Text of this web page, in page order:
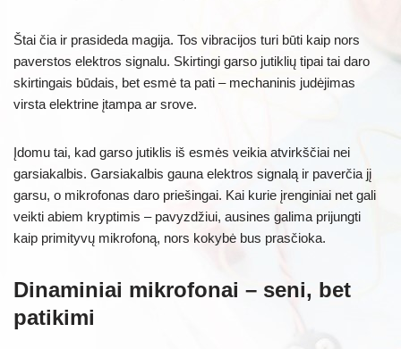
Štai čia ir prasideda magija. Tos vibracijos turi būti kaip nors
paverstos elektros signalu. Skirtingi garso jutiklių tipai tai daro
skirtingais būdais, bet esmė ta pati – mechaninis judėjimas
virsta elektrine įtampa ar srove.
Įdomu tai, kad garso jutiklis iš esmės veikia atvirkščiai nei
garsiakalbis. Garsiakalbis gauna elektros signalą ir paverčia jį
garsu, o mikrofonas daro priešingai. Kai kurie įrenginiai net gali
veikti abiem kryptimis – pavyzdžiui, ausines galima prijungti
kaip primityvų mikrofoną, nors kokybė bus prasčioka.
Dinaminiai mikrofonai – seni, bet
patikimi